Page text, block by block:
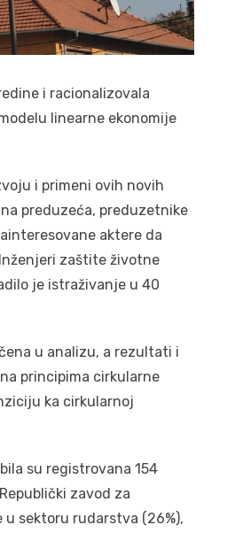
i racionalizovala
linearne ekonomije
i primeni ovih novih
preduzeća, preduzetnike
aktere da
zaštite životne
je istraživanje u 40
u analizu, a rezultati i
principima cirkularne
ka cirkularnoj
su registrovana 154
zavod za
sektoru rudarstva (26%),